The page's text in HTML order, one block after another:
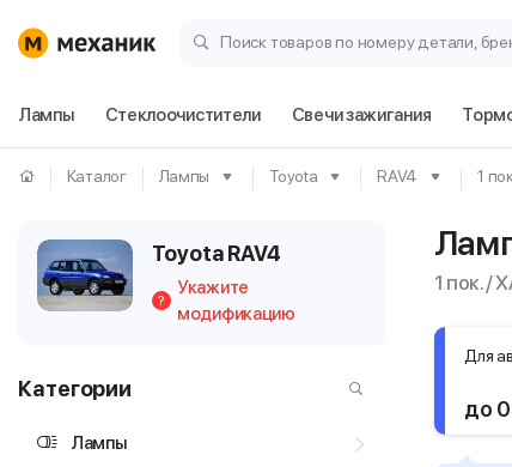
Поиск товаров по номеру детали,
Лампы Стеклоочистители Свечи зажигания
Каталог Лампы Toyota RAV4 1
Toyota RAV4
?
Укажите
модификацию
Категории
Лампы
1 пок. /
Для
до